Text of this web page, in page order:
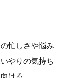
忙しさや悩み
やりの気持ち
ける。